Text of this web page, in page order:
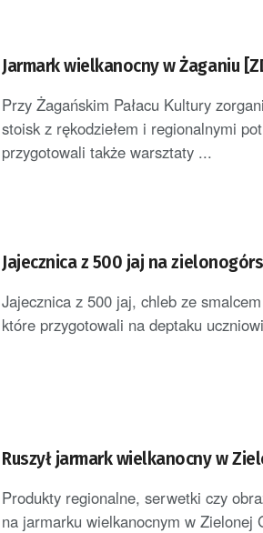
Jarmark wielkanocny w Żaganiu
Przy Żagańskim Pałacu Kultury
stoisk z rękodziełem i regionalnymi
przygotowali także warsztaty ...
Jajecznica z 500 jaj na
Jajecznica z 500 jaj, chleb ze
które przygotowali na deptaku
Ruszył jarmark wielkanocny w
Produkty regionalne, serwetki czy
na jarmarku wielkanocnym w Zielonej